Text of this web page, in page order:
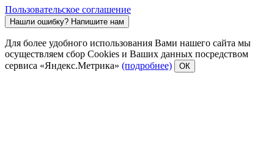
Пользовательское соглашение
Нашли ошибку? Напишите нам
Для более удобного использования Вами нашего сайта мы
осуществляем сбор Cookies и Ваших данных посредством
сервиса «Яндекс.Метрика» (подробнее) ОК